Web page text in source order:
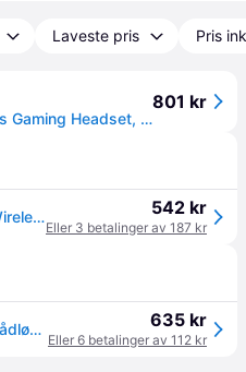
Laveste pris Pris
G435 LIGHTSPEED Wireless Gaming Headset, Blue
801 kr
Logitech G435 LIGHTSPEED Wireless Gaming Headset - Blue 542 kr
Eller 3 betalinger av 187 kr
Logitech G435 LIGHTSPEED trådløst gamingheadset - Lilla 635 kr
Eller 6 betalinger av 112 kr